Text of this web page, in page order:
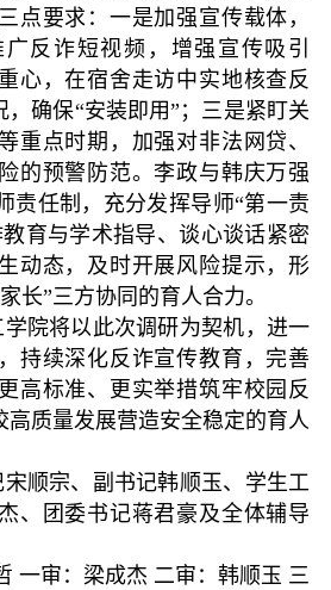
点要求：一是加强宣传载体，
反诈短视频，增强宣传吸引
心，在宿舍走访中实地核查反
，确保“安装即用”；三是紧盯关
重点时期，加强对非法网贷、
的预警防范。李政与韩庆万强
责任制，充分发挥导师“第一责
育与学术指导、谈心谈话紧密
动态，及时开展风险提示，形
长”三方协同的育人合力。
院将以此次调研为契机，进一
持续深化反诈宣传教育，完善
高标准、更实举措筑牢校园反
高质量发展营造安全稳定的育人
顺宗、副书记韩顺玉、学生工
、团委书记蒋君豪及全体辅导
一审：梁成杰 二审：韩顺玉 三